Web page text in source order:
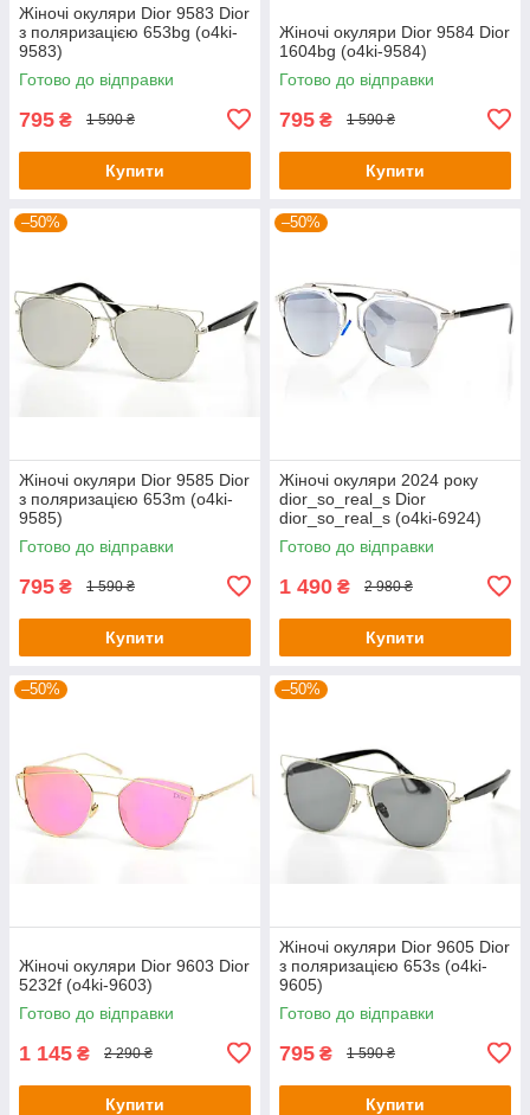
Жіночі окуляри Dior 9583 Dior
з поляризацією 653bg (o4ki-
9583)
Готово до відправки
795 ₴ 1 590 ₴
Купити
Жіночі окуляри Dior 9584 Dior
1604bg (o4ki-9584)
Готово до відправки
795 ₴ 1 590 ₴
Купити
–50%
Жіночі окуляри Dior 9585 Dior
з поляризацією 653m (o4ki-
9585)
Готово до відправки
795 ₴ 1 590 ₴
Купити
–50%
Жіночі окуляри 2024 року
dior_so_real_s Dior
dior_so_real_s (o4ki-6924)
Готово до відправки
1 490 ₴ 2 980 ₴
Купити
–50%
Жіночі окуляри Dior 9603 Dior
5232f (o4ki-9603)
Готово до відправки
1 145 ₴ 2 290 ₴
Купити
–50%
Жіночі окуляри Dior 9605 Dior
з поляризацією 653s (o4ki-
9605)
Готово до відправки
795 ₴ 1 590 ₴
Купити